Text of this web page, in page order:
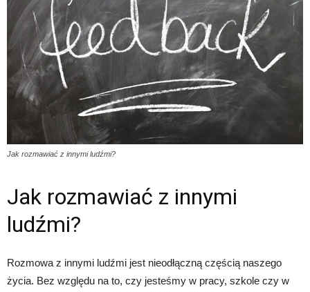
Jak rozmawiać z innymi ludźmi?
Jak rozmawiać z innymi
ludźmi?
Rozmowa z innymi ludźmi jest nieodłączną częścią naszego
życia. Bez względu na to, czy jesteśmy w pracy, szkole czy w